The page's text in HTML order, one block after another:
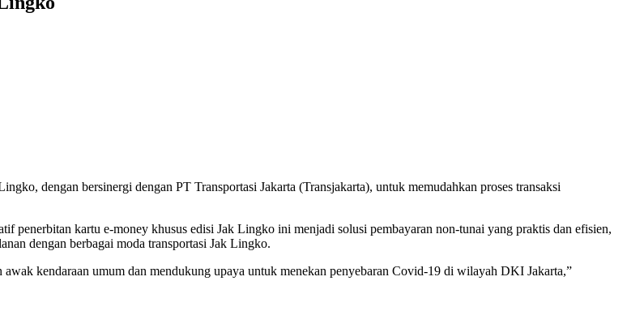
dengan bersinergi dengan PT Transportasi Jakarta (Transjakarta), untuk memudahkan proses transaksi
penerbitan kartu e-money khusus edisi Jak Lingko ini menjadi solusi pembayaran non-tunai yang praktis dan efisien,
dengan berbagai moda transportasi Jak Lingko.
kendaraan umum dan mendukung upaya untuk menekan penyebaran Covid-19 di wilayah DKI Jakarta,”